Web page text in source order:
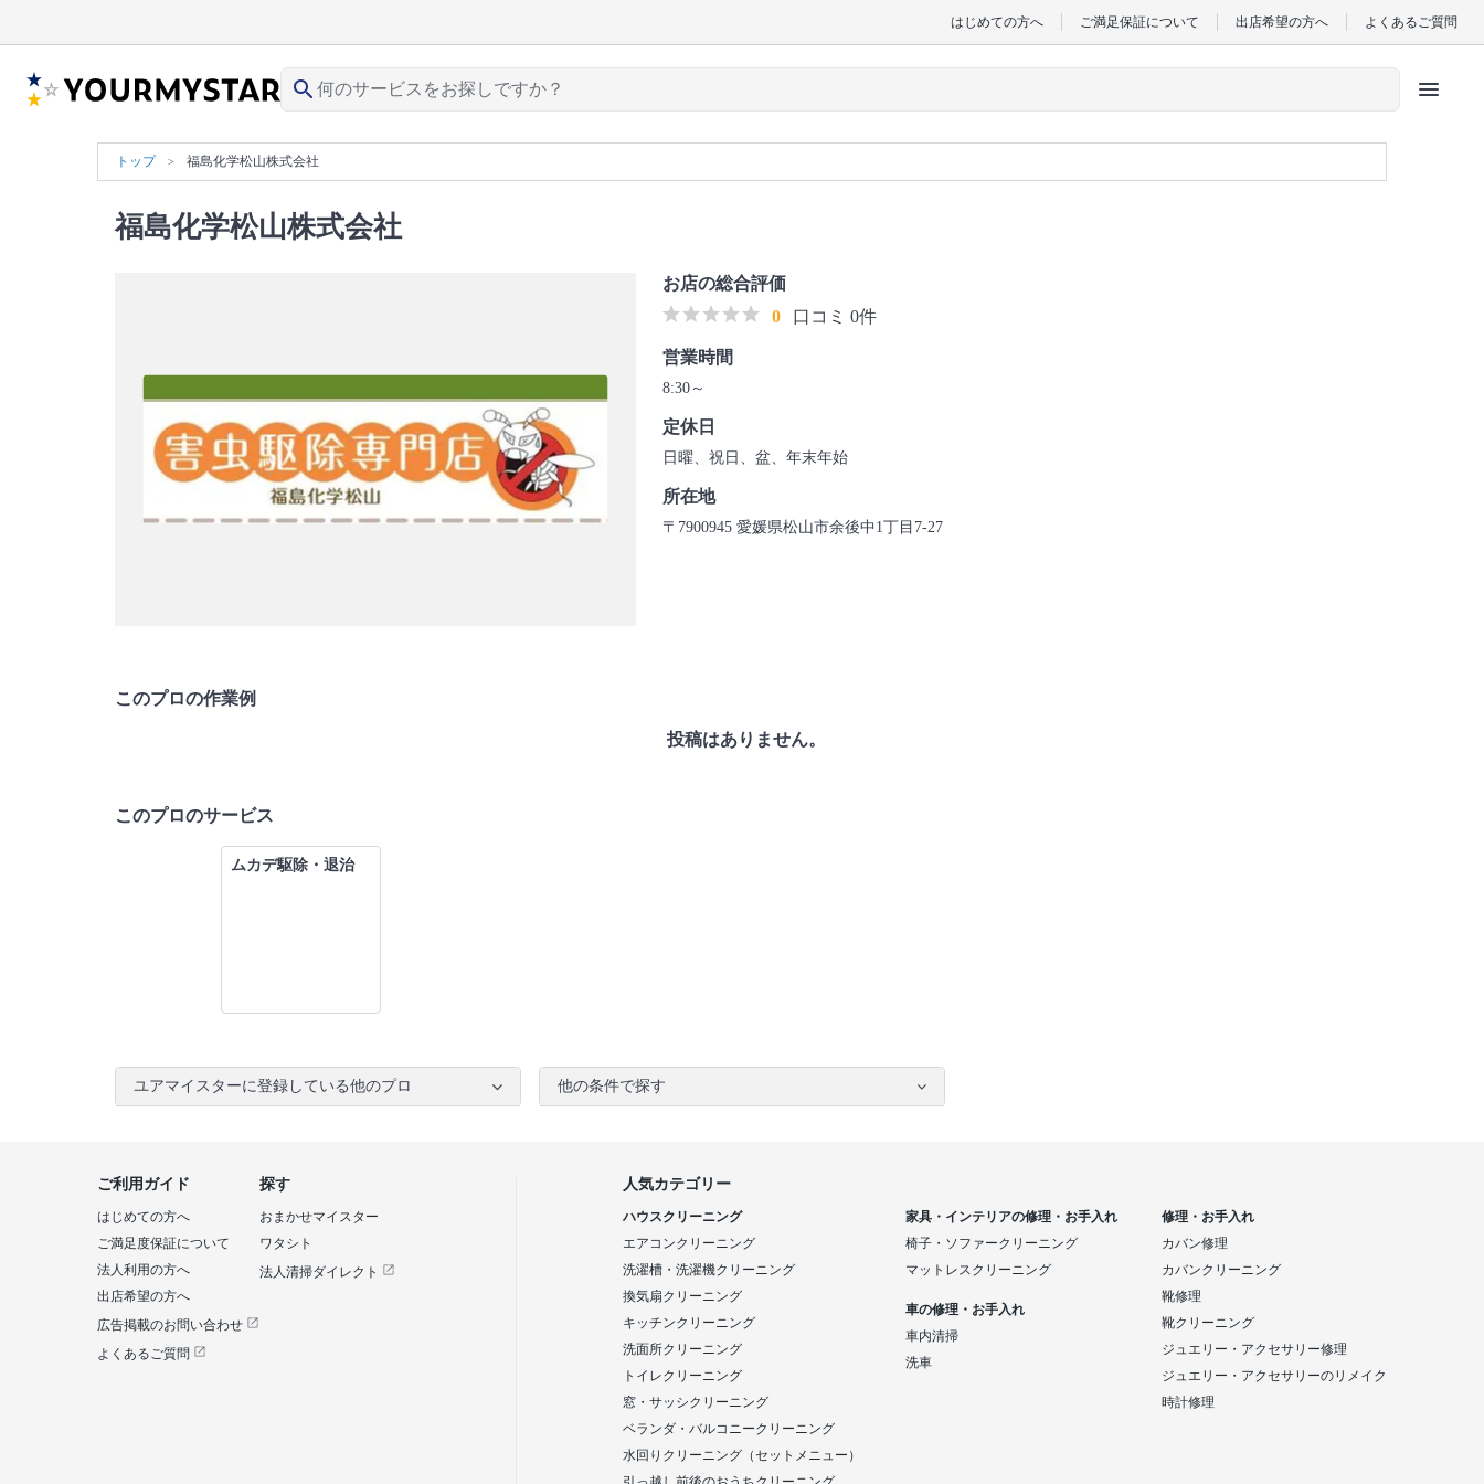
はじめての方へ ご満足保証について 出店希望の方へ よくあるご質問
search menu
トップ 福島化学松山株式会社
福島化学松山株式会社
お店の総合評価
0
口コミ 0件
営業時間
8:30～
定休日
日曜、祝日、盆、年末年始
所在地
〒7900945 愛媛県松山市余後中1丁目7-27
このプロの作業例
投稿はありません。
このプロのサービス
ムカデ駆除・退治
ユアマイスターに登録している他のプロ 他の条件で探す
探す
おまかせマイスター
ワタシト
法人清掃ダイレクト
ご利用ガイド
はじめての方へ
ご満足度保証について
法人利用の方へ
出店希望の方へ
広告掲載のお問い合わせ
よくあるご質問
人気カテゴリー
ハウスクリーニング
エアコンクリーニング
洗濯槽・洗濯機クリーニング
換気扇クリーニング
キッチンクリーニング
洗面所クリーニング
トイレクリーニング
窓・サッシクリーニング
ベランダ・バルコニークリーニング
水回りクリーニング（セットメニュー）
家具・インテリアの修理・お手入れ
椅子・ソファークリーニング
マットレスクリーニング
車の修理・お手入れ
車内清掃
洗車
修理・お手入れ
カバン修理
カバンクリーニング
靴修理
靴クリーニング
ジュエリー・アクセサリー修理
ジュエリー・アクセサリーのリメイク
時計修理